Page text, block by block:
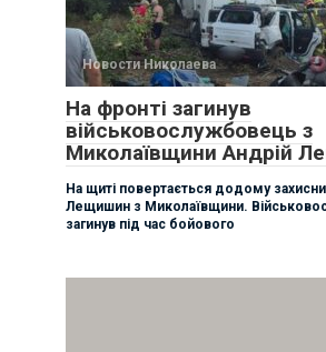
Новости Николаева
На фронті загинув
військовослужбовець з
Миколаївщини Андрій
На щиті повертається додому
Лещишин з Миколаївщини.
загинув під час бойового